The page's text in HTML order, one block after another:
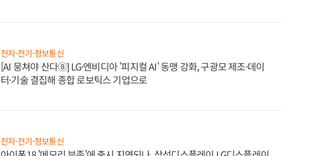
전자·전기·정보통신
[AI 뭉쳐야 산다⑧] LG·엔비디아 '피지컬 AI' 동맹 강화, 구광모 제조·데이
터·기술 결집해 종합 로보틱스 기업으로
전자·전기·정보통신